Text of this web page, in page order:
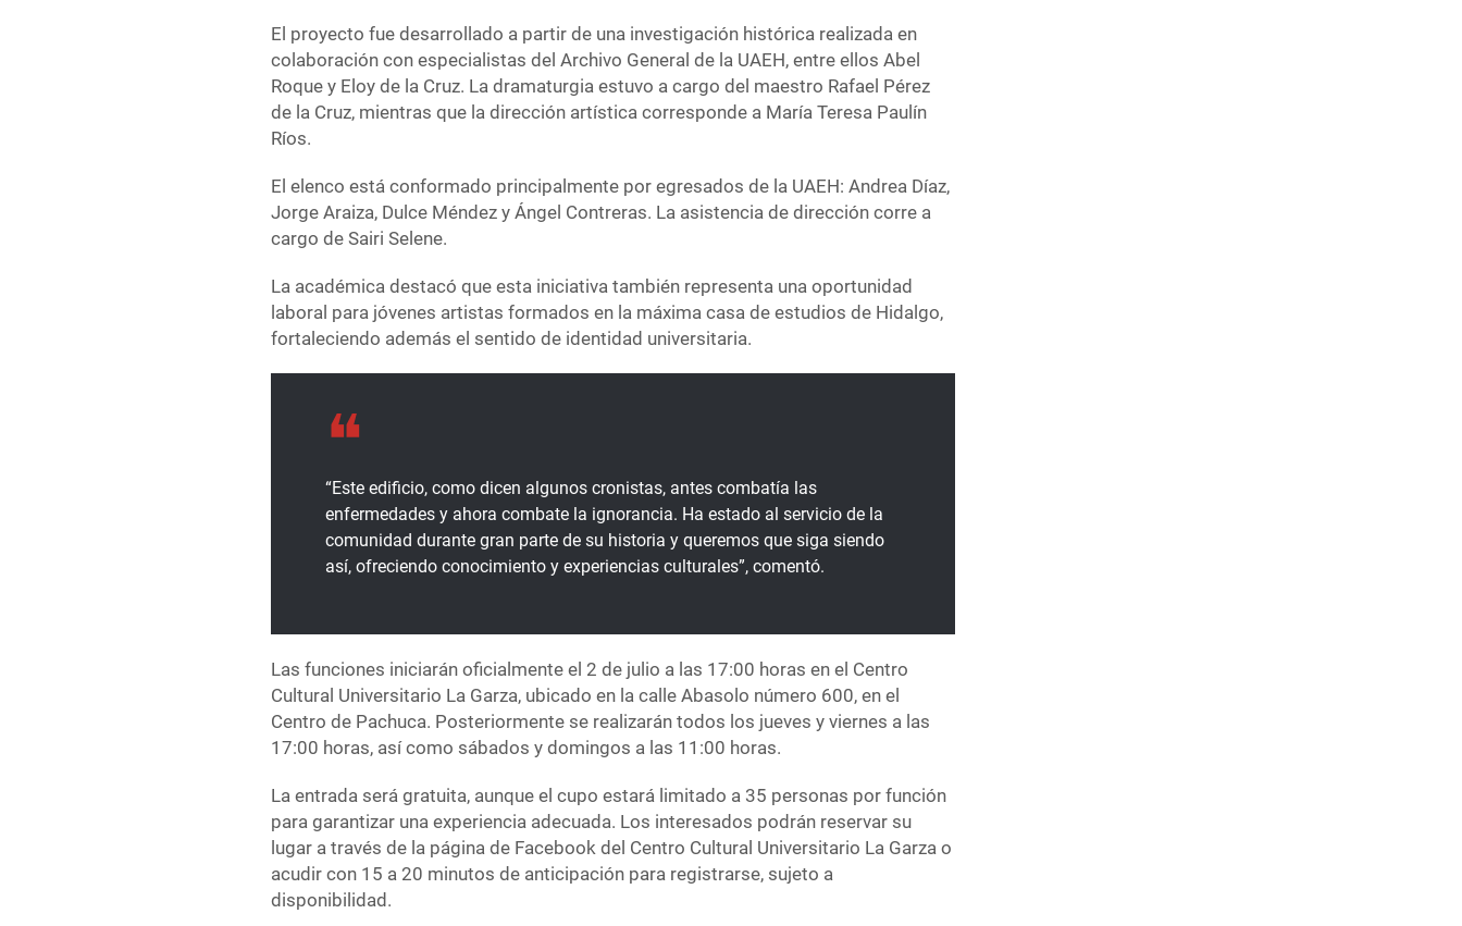
El proyecto fue desarrollado a partir de una investigación histórica realizada en
colaboración con especialistas del Archivo General de la UAEH, entre ellos Abel
Roque y Eloy de la Cruz. La dramaturgia estuvo a cargo del maestro Rafael Pérez
de la Cruz, mientras que la dirección artística corresponde a María Teresa Paulín
Ríos.
El elenco está conformado principalmente por egresados de la UAEH: Andrea Díaz,
Jorge Araiza, Dulce Méndez y Ángel Contreras. La asistencia de dirección corre a
cargo de Sairi Selene.
La académica destacó que esta iniciativa también representa una oportunidad
laboral para jóvenes artistas formados en la máxima casa de estudios de Hidalgo,
fortaleciendo además el sentido de identidad universitaria.
“Este edificio, como dicen algunos cronistas, antes combatía las
enfermedades y ahora combate la ignorancia. Ha estado al servicio de la
comunidad durante gran parte de su historia y queremos que siga siendo
así, ofreciendo conocimiento y experiencias culturales”, comentó.
Las funciones iniciarán oficialmente el 2 de julio a las 17:00 horas en el Centro
Cultural Universitario La Garza, ubicado en la calle Abasolo número 600, en el
Centro de Pachuca. Posteriormente se realizarán todos los jueves y viernes a las
17:00 horas, así como sábados y domingos a las 11:00 horas.
La entrada será gratuita, aunque el cupo estará limitado a 35 personas por función
para garantizar una experiencia adecuada. Los interesados podrán reservar su
lugar a través de la página de Facebook del Centro Cultural Universitario La Garza o
acudir con 15 a 20 minutos de anticipación para registrarse, sujeto a
disponibilidad.